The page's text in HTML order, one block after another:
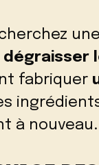
une
dégraisser
fabriquer
à nouveau.